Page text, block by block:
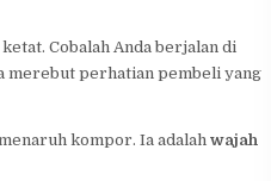
Cobalah Anda berjalan di
merebut perhatian pembeli yang
kompor. Ia adalah wajah